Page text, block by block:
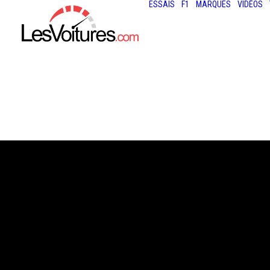
ESSAIS F1 MARQUES VIDÉOS